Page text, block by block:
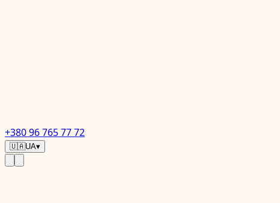
+380 96 765 77 72
🇺🇦UA▾